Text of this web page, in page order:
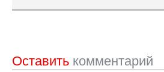
Оставить комментарий